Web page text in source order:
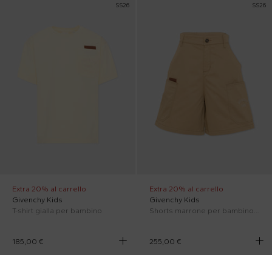
SS26
Extra 20% al carrello
Givenchy Kids
T-shirt gialla per bambino
185,00 €
SS26
Extra 20% al carrello
Givenchy Kids
Shorts marrone per bambino con logo
255,00 €